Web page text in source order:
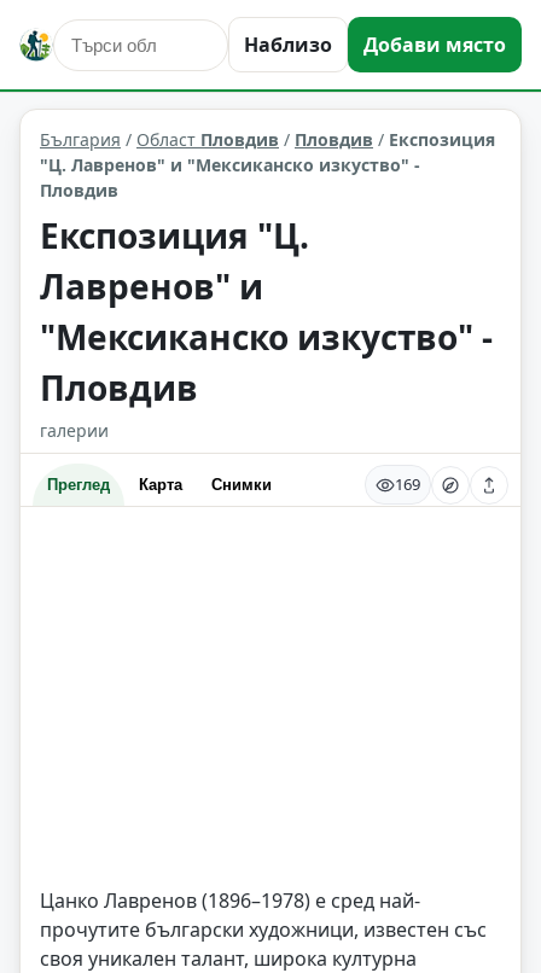
Наблизо Добави място
култура и изкуство Пловдив Област: Пловдив
България / Област Пловдив / Пловдив / Експозиция
"Ц. Лавренов" и "Мексиканско изкуство" -
Пловдив
Експозиция "Ц.
Лавренов" и
"Мексиканско изкуство" -
Пловдив
галерии
Преглед Карта Снимки 169
Цанко Лавренов (1896–1978) е сред най-
прочутите български художници, известен със
своя уникален талант, широка културна